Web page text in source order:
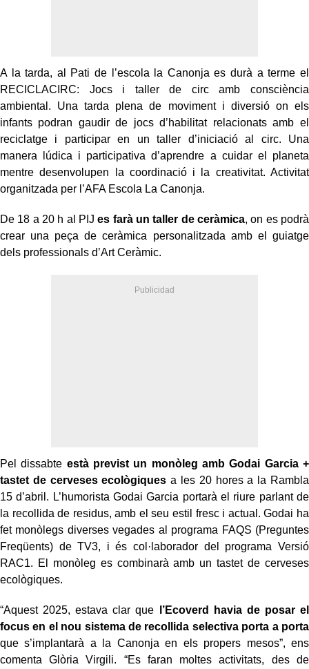
A la tarda, al Pati de l’escola la Canonja es durà a terme el
RECICLACIRC: Jocs i taller de circ amb consciència
ambiental. Una tarda plena de moviment i diversió on els
infants podran gaudir de jocs d’habilitat relacionats amb el
reciclatge i participar en un taller d’iniciació al circ. Una
manera lúdica i participativa d’aprendre a cuidar el planeta
mentre desenvolupen la coordinació i la creativitat. Activitat
organitzada per l’AFA Escola La Canonja.
De 18 a 20 h al PIJes farà un taller de ceràmica, on es podrà
crear una peça de ceràmica personalitzada amb el guiatge
dels professionals d’Art Ceràmic.
Pel dissabte està previst un monòleg amb Godai Garcia +
tastet de cerveses ecològiques a les 20 hores a la Rambla
15 d’abril. L’humorista Godai Garcia portarà el riure parlant de
la recollida de residus, amb el seu estil fresc i actual. Godai ha
fet monòlegs diverses vegades al programa FAQS (Preguntes
Freqüents) de TV3, i és col·laborador del programa Versió
RAC1. El monòleg es combinarà amb un tastet de cerveses
ecològiques.
“Aquest 2025, estava clar que
l’Ecoverd havia de posar el
focus en el nou sistema de recollida selectiva porta a porta
que s’implantarà a la Canonja en els propers mesos”, ens
comenta Glòria Virgili. “Es faran moltes activitats, des de